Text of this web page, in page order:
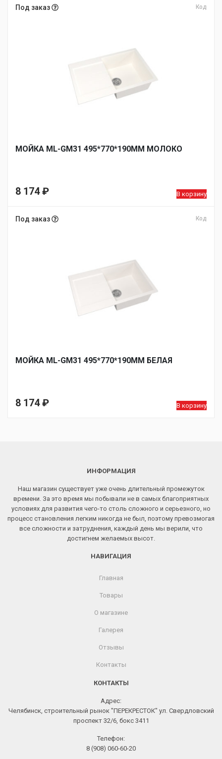
Под заказ Код
МОЙКА ML-GM31 495*770*190ММ МОЛОКО
8 174₽ В корзину
Под заказ Код
МОЙКА ML-GM31 495*770*190ММ БЕЛАЯ
8 174₽ В корзину
ИНФОРМАЦИЯ
Наш магазин существует уже очень длительный промежуток
времени. За это время мы побывали не в самых благоприятных
условиях для развития чего-то столь сложного и серьезного, но
процесс становления легким никогда не был, поэтому превозмогая
все сложности и затруднения, каждый день мы верили, что
достигнем желаемых высот.
НАВИГАЦИЯ
Главная
Товары
О магазине
Галерея
Отзывы
Контакты
КОНТАКТЫ
Адрес:
Челябинск, строительный рынок "ПЕРЕКРЕСТОК" ул. Свердловский
проспект 32/6, бокс 3411
Телефон:
8 (908) 060-60-20